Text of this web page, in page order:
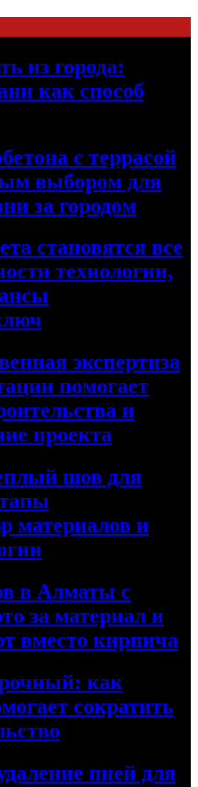
из города:
как способ
с террасой
выбором для
за городом
становятся все
технологии,
экспертиза
помогает
и
проекта
шов для
материалов и
в Алматы с
за материал и
вместо кирпича
как
сократить
пней для